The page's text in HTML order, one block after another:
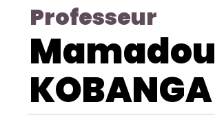
Professeur
Mamadou
KOBANGA